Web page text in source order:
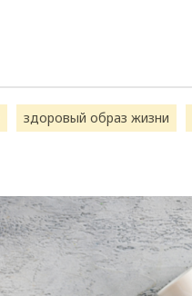
здоровый образ жизни